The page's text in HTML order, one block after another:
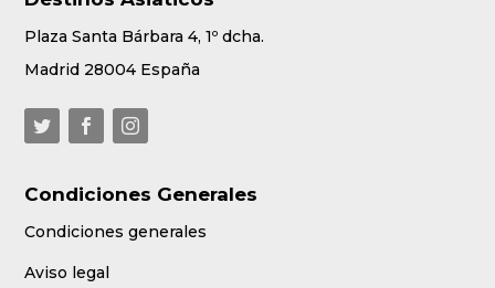
Plaza Santa Bárbara 4, 1º dcha.
Madrid 28004 España
Condiciones Generales
Condiciones generales
Aviso legal